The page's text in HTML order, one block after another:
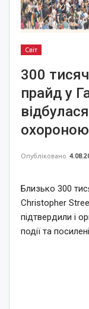
Світ
300
прайд у
охороною
Опубліковано
Близько 300
Christopher
підтвердили і
події та